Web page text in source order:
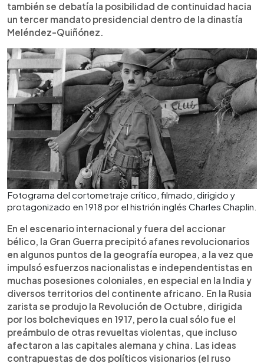
también se debatía la posibilidad de continuidad hacia
un tercer mandato presidencial dentro de la dinastía
Meléndez-Quiñónez.
Fotograma del cortometraje crítico, filmado, dirigido y
protagonizado en 1918 por el histrión inglés Charles Chaplin.
En el escenario internacional y fuera del accionar
bélico, la Gran Guerra precipitó afanes revolucionarios
en algunos puntos de la geografía europea, a la vez que
impulsó esfuerzos nacionalistas e independentistas en
muchas posesiones coloniales, en especial en la India y
diversos territorios del continente africano. En la Rusia
zarista se produjo la Revolución de Octubre, dirigida
por los bolcheviques en 1917, pero la cual sólo fue el
preámbulo de otras revueltas violentas, que incluso
afectaron a las capitales alemana y china. Las ideas
contrapuestas de dos políticos visionarios (el ruso